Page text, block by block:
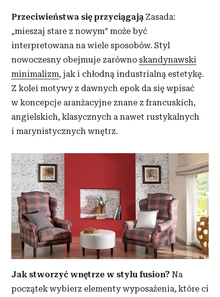
Przeciwieństwa się przyciągająZasada:
„mieszaj stare z nowym” może być
interpretowana na wiele sposobów. Styl
nowoczesny obejmuje zarówno skandynawski
minimalizm, jak i chłodną industrialną estetykę.
Z kolei motywy z dawnych epok da się wpisać
w koncepcje aranżacyjne znane z francuskich,
angielskich, klasycznych a nawet rustykalnych
i marynistycznych wnętrz.
Jak stworzyć wnętrze w stylu fusion? Na
początek wybierz elementy wyposażenia, które ci